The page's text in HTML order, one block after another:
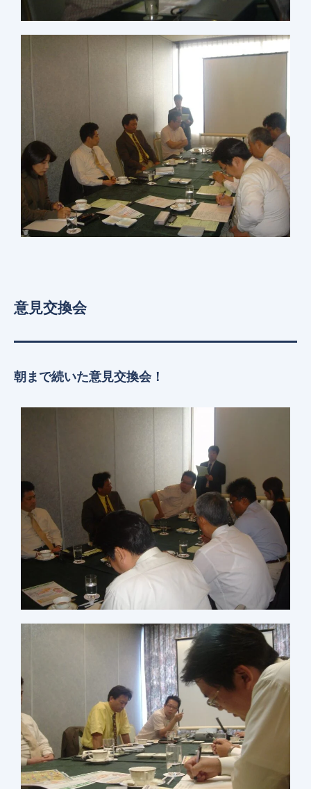
意見交換会
朝まで続いた意見交換会！